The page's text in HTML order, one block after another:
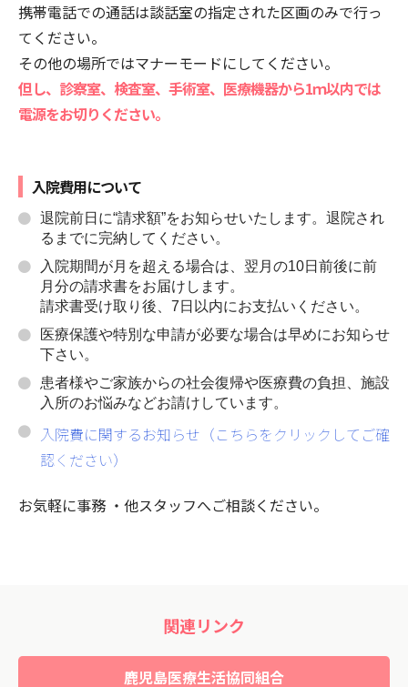
携帯電話での通話は談話室の指定された区画のみで行っ
てください。
その他の場所ではマナーモードにしてください。
但し、診察室、検査室、手術室、医療機器から1ｍ以内では
電源をお切りください。
入院費用について
退院前日に“請求額”をお知らせいたします。退院され
るまでに完納してください。
入院期間が月を超える場合は、翌月の10日前後に前
月分の請求書をお届けします。
請求書受け取り後、7日以内にお支払いください。
医療保護や特別な申請が必要な場合は早めにお知らせ
下さい。
患者様やご家族からの社会復帰や医療費の負担、施設
入所のお悩みなどお請けしています。
入院費に関するお知らせ（こちらをクリックしてご確
認ください）
お気軽に事務 ・他スタッフへご相談ください。
関連リンク
鹿児島医療生活協同組合